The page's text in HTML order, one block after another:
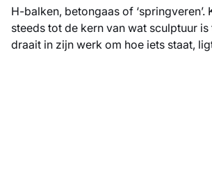
H-balken, betongaas of ‘springveren’.
steeds tot de kern van wat sculptuur is
draait in zijn werk om hoe iets staat,